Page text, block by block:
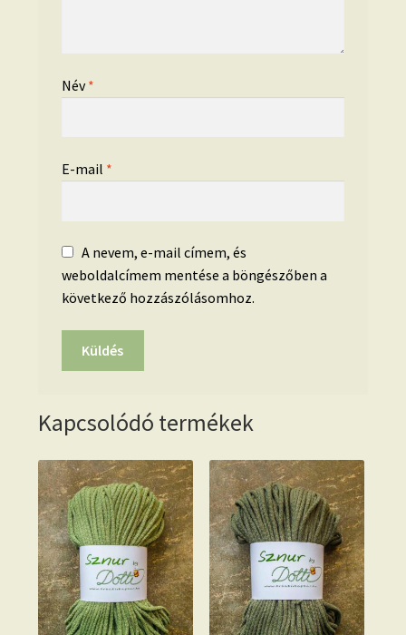
Név*
E-mail *
A nevem, e-mail címem, és
weboldalcímem mentése a böngészőben a
következő hozzászólásomhoz.
Kapcsolódó termékek